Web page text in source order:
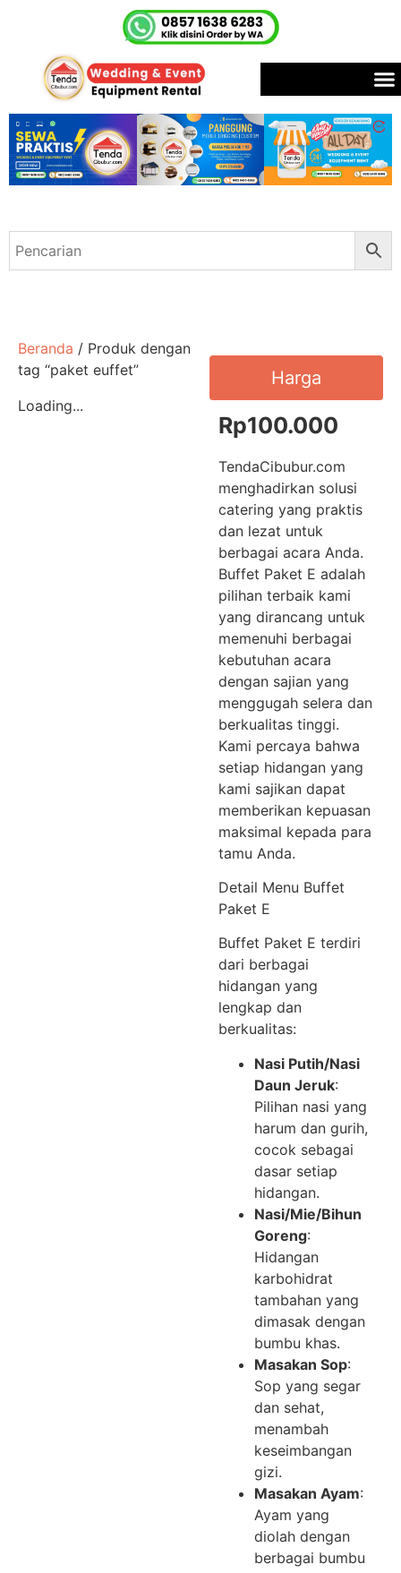
Beranda / Produk dengan
tag “paket euffet”
Loading...
Harga
Rp100.000
TendaCibubur.com
menghadirkan solusi
catering yang praktis
dan lezat untuk
berbagai acara Anda.
Buffet Paket E adalah
pilihan terbaik kami
yang dirancang untuk
memenuhi berbagai
kebutuhan acara
dengan sajian yang
menggugah selera dan
berkualitas tinggi.
Kami percaya bahwa
setiap hidangan yang
kami sajikan dapat
memberikan kepuasan
maksimal kepada para
tamu Anda.
Detail Menu Buffet
Paket E
Buffet Paket E terdiri
dari berbagai
hidangan yang
lengkap dan
berkualitas:
Nasi Putih/Nasi
Daun Jeruk:
Pilihan nasi yang
harum dan gurih,
cocok sebagai
dasar setiap
hidangan.
Nasi/Mie/Bihun
Goreng:
Hidangan
karbohidrat
tambahan yang
dimasak dengan
bumbu khas.
Masakan Sop:
Sop yang segar
dan sehat,
menambah
keseimbangan
gizi.
Masakan Ayam:
Ayam yang
diolah dengan
berbagai bumbu